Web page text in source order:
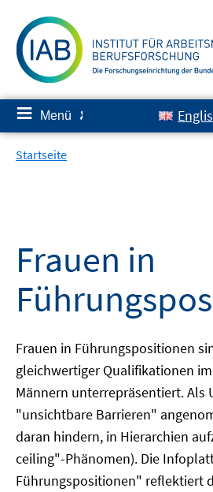
zum
Inhalt
≡ Menü ✘
Startseite
Frauen in
Frauen in Führungspositionen
gleichwertiger Qualifikationen
Männern unterrepräsentiert. Als
"unsichtbare Barrieren"
daran hindern, in Hierarchien
ceiling"-Phänomen). Die
Führungspositionen" reflektiert